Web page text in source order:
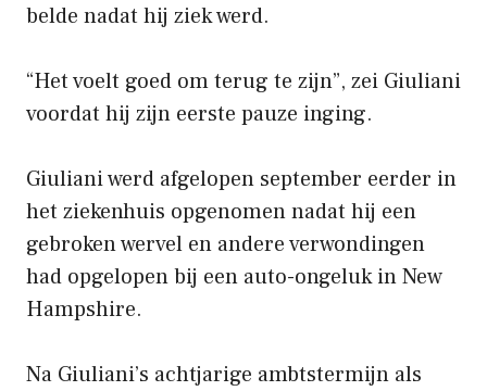
belde nadat hij ziek werd.
“Het voelt goed om terug te zijn”, zei Giuliani
voordat hij zijn eerste pauze inging.
Giuliani werd afgelopen september eerder in
het ziekenhuis opgenomen nadat hij een
gebroken wervel en andere verwondingen
had opgelopen bij een auto-ongeluk in New
Hampshire.
Na Giuliani’s achtjarige ambtstermijn als